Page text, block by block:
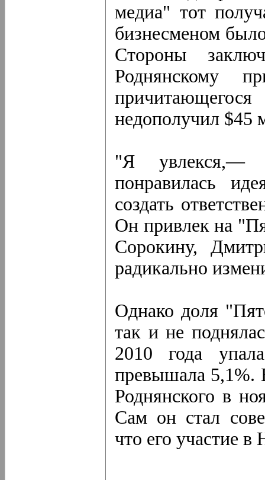
медиа" тот
бизнесменом
Стороны
Роднянскому
недополучил $45
"Я увлекся,—
понравилась
создать
Он привлек на
Сорокину,
радикально
Однако доля
так и не
2010 года
превышала 5,1%.
Роднянского в
Сам он стал
что его участие